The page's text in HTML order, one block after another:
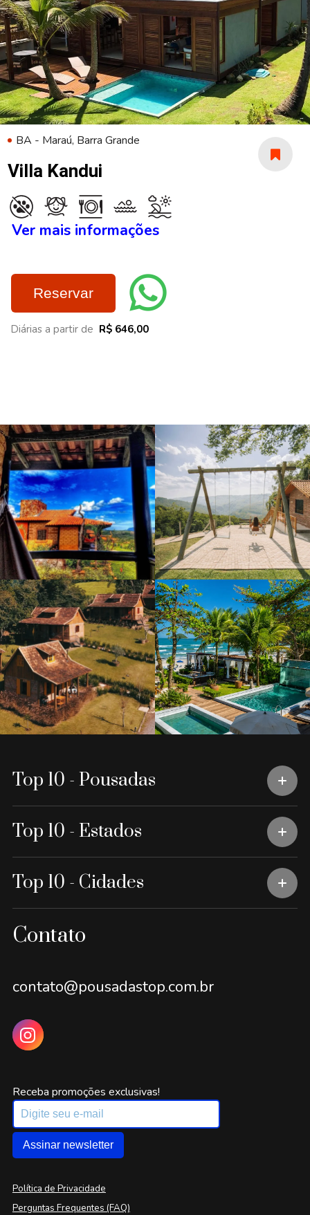
BA - Maraú, Barra Grande
Villa Kandui
Ver mais informações
Reservar
Diárias a partir de R$ 646,00
Top 10 - Pousadas
Top 10 - Estados
Top 10 - Cidades
Contato
contato@pousadastop.com.br
Receba promoções exclusivas!
Assinar newsletter
Política de Privacidade
Perguntas Frequentes (FAQ)